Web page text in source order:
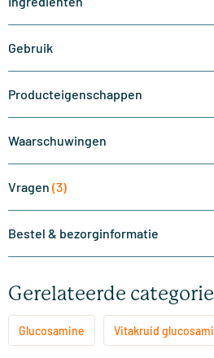
Gebruik
Producteigenschappen
Waarschuwingen
Vragen (3)
Bestel & bezorginformatie
Gerelateerde
Glucosamine Vitakruid